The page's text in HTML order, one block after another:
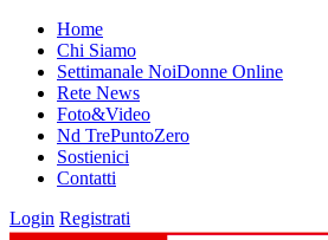
Home
Chi Siamo
Settimanale NoiDonne Online
Rete News
Foto&Video
Nd TrePuntoZero
Sostienici
Contatti
Login Registrati